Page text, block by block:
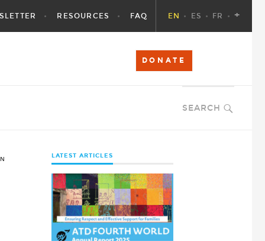
EN ES FR +
RESOURCES FAQ
DONATE
SEARCH
LATEST ARTICLES